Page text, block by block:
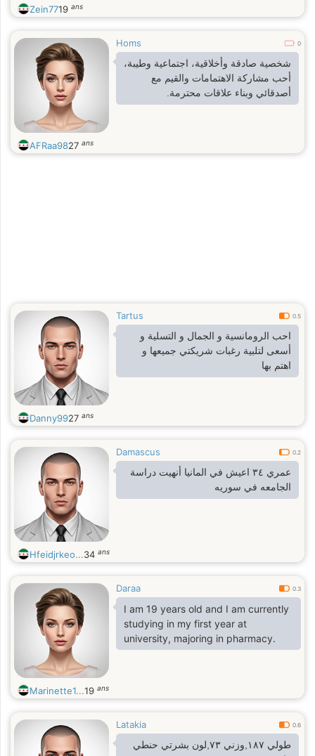
Zein7719 ans
Homs 0
شخصية صادقة وأخلاقية، اجتماعية وطيبة،
أحب مشاركة الاهتمامات والقيم مع
أصدقائي وبناء علاقات محترمة.
AFRaa9827 ans
Tartus 0.5
احب الرومانسية و الجمال و التسلية و
أسعى لتلبية رغبات شريكتي جميعها و
اهتم بها
Danny9927 ans
Damascus 0.2
عمري ٣٤ اعيش في المانيا أنهيت دراسة
الجامعه في سوريه
Hfeidjrkeo...34 ans
Daraa 0.3
I am 19 years old and I am currently
studying in my first year at
university, majoring in pharmacy.
Marinette1...19 ans
Latakia 0.6
طولي ١٨٧,وزني ٧٣,لون بشرتي حنطي